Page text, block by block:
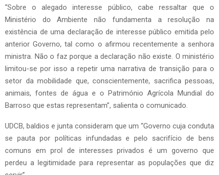
“Sobre o alegado interesse público, cabe ressaltar que o
Ministério do Ambiente não fundamenta a resolução na
existência de uma declaração de interesse público emitida pelo
anterior Governo, tal como o afirmou recentemente a senhora
ministra. Não o faz porque a declaração não existe. O ministério
limitou-se por isso a repetir uma narrativa de transição para o
setor da mobilidade que, conscientemente, sacrifica pessoas,
animais, fontes de água e o Património Agrícola Mundial do
Barroso que estas representam”, salienta o comunicado.
UDCB, baldios e junta consideram que um “Governo cuja conduta
se pauta por políticas infundadas e pelo sacrifício de bens
comuns em prol de interesses privados é um governo que
perdeu a legitimidade para representar as populações que diz